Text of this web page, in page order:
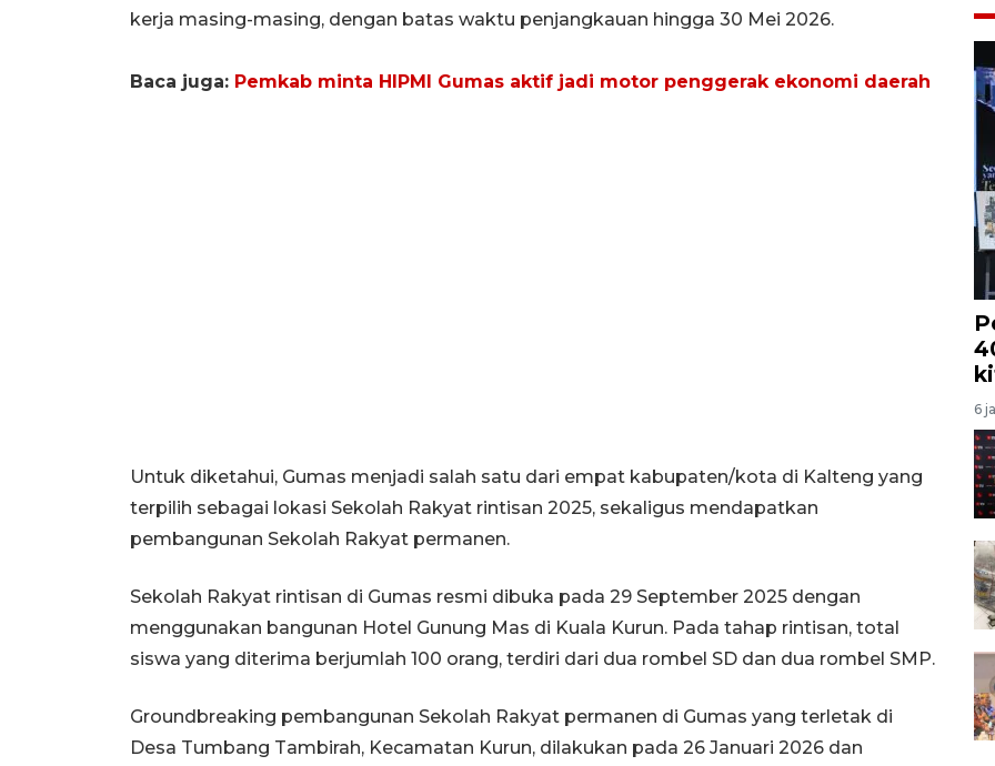
kerja masing-masing, dengan batas waktu penjangkauan hingga 30 Mei 2026.
Baca juga: Pemkab minta HIPMI Gumas aktif jadi motor penggerak ekonomi daerah
Untuk diketahui, Gumas menjadi salah satu dari empat kabupaten/kota di Kalteng yang
terpilih sebagai lokasi Sekolah Rakyat rintisan 2025, sekaligus mendapatkan
pembangunan Sekolah Rakyat permanen.
Sekolah Rakyat rintisan di Gumas resmi dibuka pada 29 September 2025 dengan
menggunakan bangunan Hotel Gunung Mas di Kuala Kurun. Pada tahap rintisan, total
siswa yang diterima berjumlah 100 orang, terdiri dari dua rombel SD dan dua rombel SMP.
Groundbreaking pembangunan Sekolah Rakyat permanen di Gumas yang terletak di
Desa Tumbang Tambirah, Kecamatan Kurun, dilakukan pada 26 Januari 2026 dan
6